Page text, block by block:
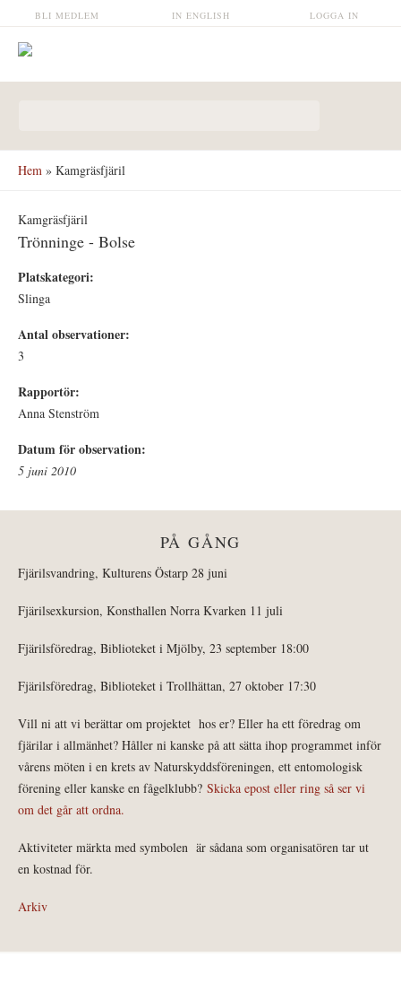
Hoppa till huvudinnehåll LOGGA IN
IN ENGLISH
BLI MEDLEM
Hem » Kamgräsfjäril
Kamgräsfjäril
Trönninge - Bolse
Platskategori:
Slinga
Antal observationer:
3
Rapportör:
Anna Stenström
Datum för observation:
5 juni 2010
PÅ GÅNG
Fjärilsvandring, Kulturens Östarp 28 juni
Fjärilsexkursion, Konsthallen Norra Kvarken 11 juli
Fjärilsföredrag, Biblioteket i Mjölby, 23 september 18:00
Fjärilsföredrag, Biblioteket i Trollhättan, 27 oktober 17:30
Vill ni att vi berättar om projektet hos er? Eller ha ett föredrag om
fjärilar i allmänhet? Håller ni kanske på att sätta ihop programmet inför
vårens möten i en krets av Naturskyddsföreningen, ett entomologisk
förening eller kanske en fågelklubb? Skicka epost eller ring så ser vi
om det går att ordna.
Aktiviteter märkta med symbolen är sådana som organisatören tar ut
en kostnad för.
Arkiv